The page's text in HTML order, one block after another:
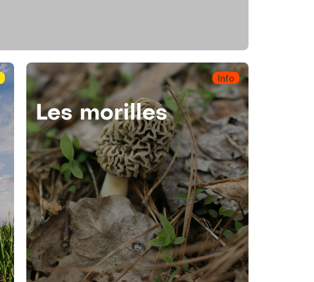
Info
Les morilles